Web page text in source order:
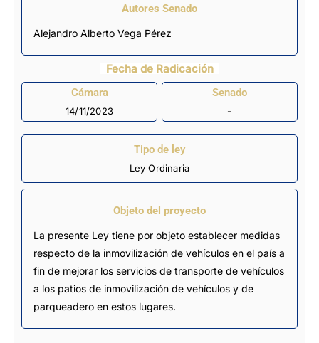
Autores Senado
Alejandro Alberto Vega Pérez
Fecha de Radicación
Cámara
14/11/2023
Senado
-
Tipo de ley
Ley Ordinaria
Objeto del proyecto
La presente Ley tiene por objeto establecer medidas
respecto de la inmovilización de vehículos en el país a
fin de mejorar los servicios de transporte de vehículos
a los patios de inmovilización de vehículos y de
parqueadero en estos lugares.